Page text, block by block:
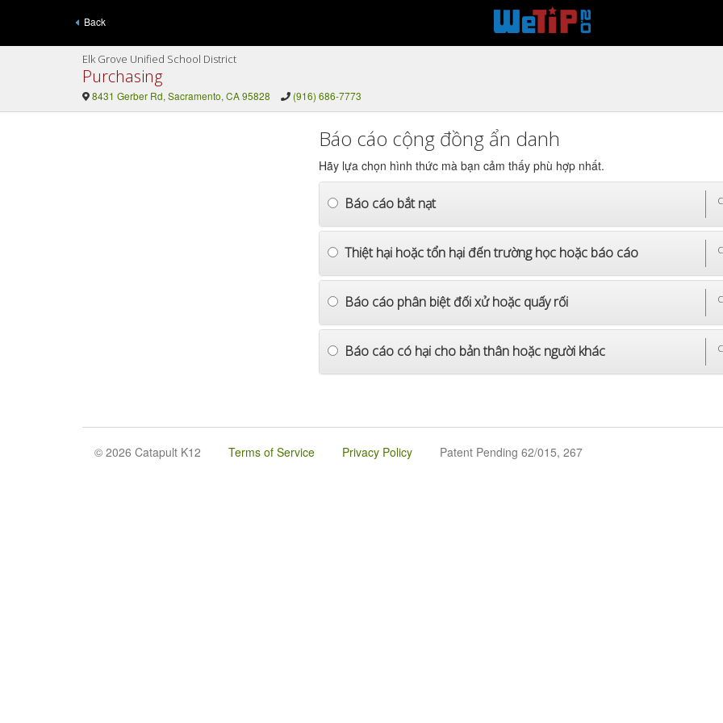
Back
Elk Grove Unified School District
Purchasing
8431 Gerber Rd, Sacramento, CA 95828 (916) 686-7773
Báo cáo cộng đồng ẩn danh
Hãy lựa chọn hình thức mà bạn cảm thấy phù hợp nhất.
Báo cáo bắt nạt
Thiệt hại hoặc tổn hại đến trường học hoặc báo cáo
Báo cáo phân biệt đối xử hoặc quấy rối
Báo cáo có hại cho bản thân hoặc người khác
© 2026 Catapult K12 Terms of Service Privacy Policy Patent Pending 62/015, 267